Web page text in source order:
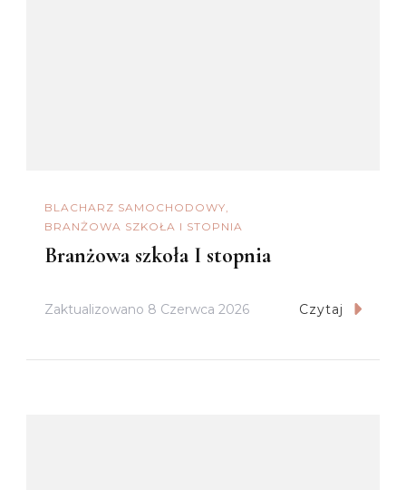
BLACHARZ SAMOCHODOWY
BRANŻOWA SZKOŁA I STOPNIA
Branżowa szkoła I stopnia
Zaktualizowano 8 Czerwca 2026 Czytaj